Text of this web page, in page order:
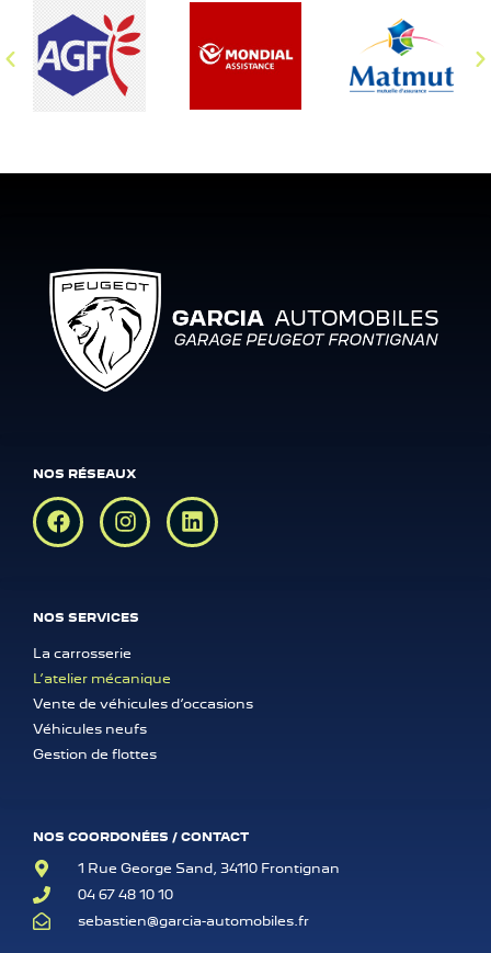
NOS COORDONÉES / CONTACT
1 Rue George Sand, 34110 Frontignan
04 67 48 10 10
sebastien@garcia-automobiles.fr
NOS SERVICES
La carrosserie
L’atelier mécanique
Vente de véhicules d’occasions
Véhicules neufs
Gestion de flottes
NOS RÉSEAUX